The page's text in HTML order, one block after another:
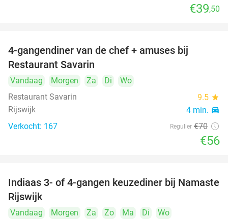
€39,50
4-gangendiner van de chef + amuses bij
Restaurant Savarin
Vandaag Morgen Za Di
Wo
Restaurant Savarin
9.5 star
Rijswijk 4 min. directions_car
Verkocht: 167 Regulier €70
€56
29%
Indiaas 3- of 4-gangen keuzediner bij Namaste
Rijswijk
Vandaag Morgen Za Zo Ma Di Wo